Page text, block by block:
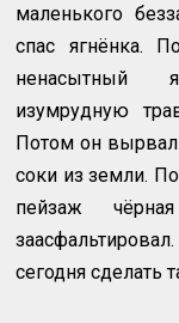
маленького
спас ягнёнка.
ненасытный
изумрудную
Потом он вырвал
соки из земли.
пейзаж
сегодня сделать